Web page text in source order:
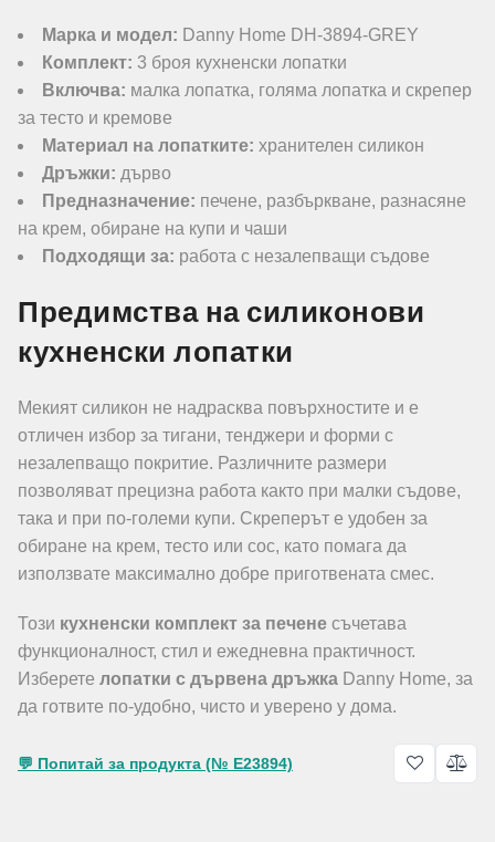
Марка и модел: Danny Home DH-3894-GREY
Комплект: 3 броя кухненски лопатки
Включва: малка лопатка, голяма лопатка и скрепер
за тесто и кремове
Материал на лопатките: хранителен силикон
Дръжки: дърво
Предназначение: печене, разбъркване, разнасяне
на крем, обиране на купи и чаши
Подходящи за: работа с незалепващи съдове
Предимства на силиконови
кухненски лопатки
Мекият силикон не надрасква повърхностите и е
отличен избор за тигани, тенджери и форми с
незалепващо покритие. Различните размери
позволяват прецизна работа както при малки съдове,
така и при по-големи купи. Скреперът е удобен за
обиране на крем, тесто или сос, като помага да
използвате максимално добре приготвената смес.
Този кухненски комплект за печене съчетава
функционалност, стил и ежедневна практичност.
Изберете лопатки с дървена дръжка Danny Home, за
да готвите по-удобно, чисто и уверено у дома.
💬 Попитай за продукта (№ E23894)